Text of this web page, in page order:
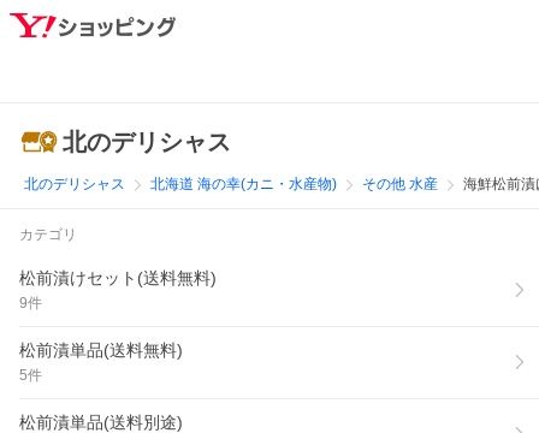
北のデリシャス
北のデリシャス 北海道 海の幸(カニ・水産物) その他 水産 海鮮松前
カテゴリ
松前漬けセット(送料無料)
9件
松前漬単品(送料無料)
5件
松前漬単品(送料別途)